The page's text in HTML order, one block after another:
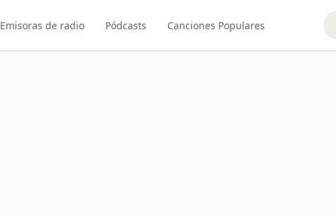
Emisoras de radio Pódcasts Canciones Populares